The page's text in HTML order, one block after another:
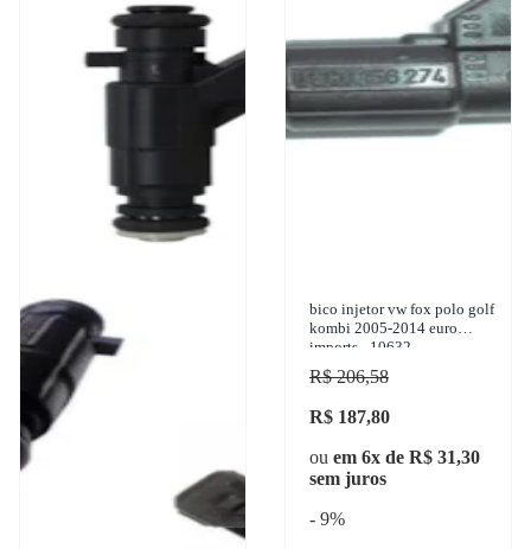
bico injetor vw fox polo golf
kombi 2005-2014 euro
imports - 10632
R$ 206,58
R$ 187,80
ou em 6x de R$ 31,30
sem juros
- 9%